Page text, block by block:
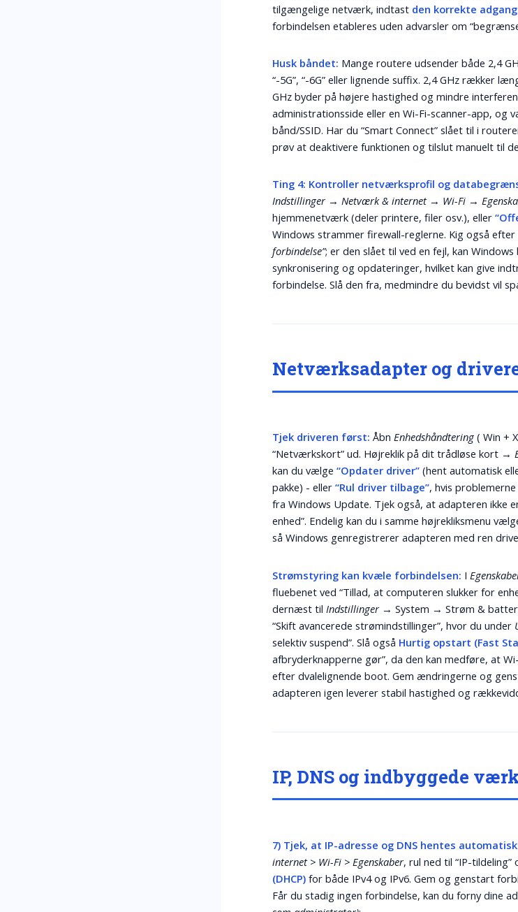
tilgængelige netværk, indtast den korrekte
forbindelsen etableres uden advarsler om
Husk båndet: Mange routere udsender både 2,4
“-5G”, “-6G” eller lignende suffix. 2,4 GHz rækker
GHz byder på højere hastighed og mindre
administrationsside eller en Wi-Fi-scanner-app, og
bånd/SSID. Har du “Smart Connect” slået til i
prøv at deaktivere funktionen og tilslut manuelt til
Ting 4: Kontroller netværksprofil og
Indstillinger → Netværk & internet → Wi-Fi →
hjemmenetværk (deler printere, filer osv.), eller
Windows strammer firewall-reglerne. Kig også
forbindelse”; er den slået til ved en fejl, kan
synkronisering og opdateringer, hvilket kan give
forbindelse. Slå den fra, medmindre du bevidst vil
Netværksadapter og
Tjek driveren først: ÅbnEnhedshåndtering ( Win +
“Netværkskort” ud. Højreklik på dit trådløse kort →
kan du vælge“Opdater driver” (hent automatisk
pakke) - eller“Rul driver tilbage”, hvis
fra Windows Update. Tjek også, at adapteren ikke
enhed”. Endelig kan du i samme højrekliksmenu
så Windows genregistrerer adapteren med ren
Strømstyring kan kvæle forbindelsen: I
fluebenet ved “Tillad, at computeren slukker for
dernæst til Indstillinger→ System → Strøm &
“Skift avancerede strømindstillinger”, hvor du under
selektiv suspend”. Slå også Hurtig opstart (Fast
afbryderknapperne gør”, da den kan medføre, at
efter dvalelignende boot. Gem ændringerne og
adapteren igen leverer stabil hastighed og
IP, DNS og indbyggede
7) Tjek, at IP-adresse og DNS hentes
internet > Wi-Fi > Egenskaber, rul ned til “IP-tildeling”
(DHCP) for både IPv4 og IPv6. Gem og genstart
Får du stadig ingen forbindelse, kan du forny dine